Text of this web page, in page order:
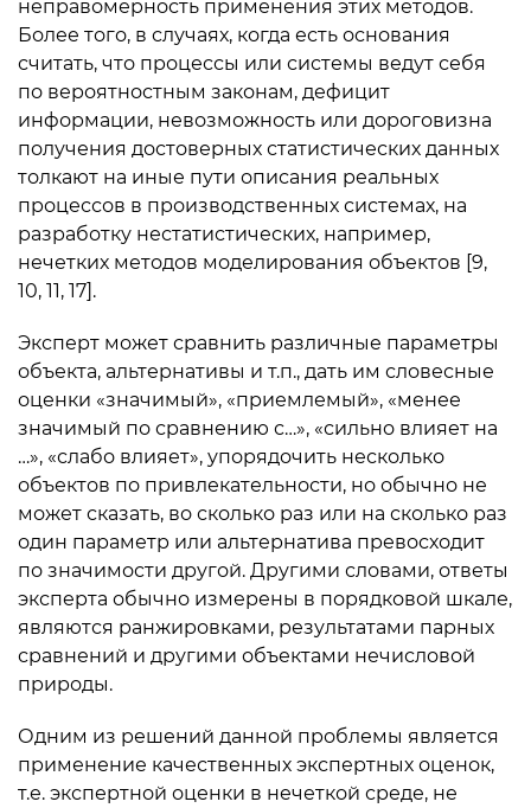
неправомерность применения этих методов.
Более того, в случаях, когда есть основания
считать, что процессы или системы ведут себя
по вероятностным законам, дефицит
информации, невозможность или дороговизна
получения достоверных статистических данных
толкают на иные пути описания реальных
процессов в производственных системах, на
разработку нестатистических, например,
нечетких методов моделирования объектов [9,
10, 11, 17].
Эксперт может сравнить различные параметры
объекта, альтернативы и т.п., дать им словесные
оценки «значимый», «приемлемый», «менее
значимый по сравнению с…», «сильно влияет на
…», «слабо влияет», упорядочить несколько
объектов по привлекательности, но обычно не
может сказать, во сколько раз или на сколько раз
один параметр или альтернатива превосходит
по значимости другой. Другими словами, ответы
эксперта обычно измерены в порядковой шкале,
являются ранжировками, результатами парных
сравнений и другими объектами нечисловой
природы.
Одним из решений данной проблемы является
применение качественных экспертных оценок,
т.е. экспертной оценки в нечеткой среде, не